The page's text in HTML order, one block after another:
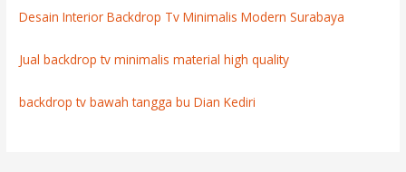
Desain Interior Backdrop Tv Minimalis Modern Surabaya
Jual backdrop tv minimalis material high quality
backdrop tv bawah tangga bu Dian Kediri